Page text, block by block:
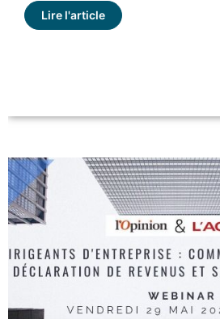
Lire l'article